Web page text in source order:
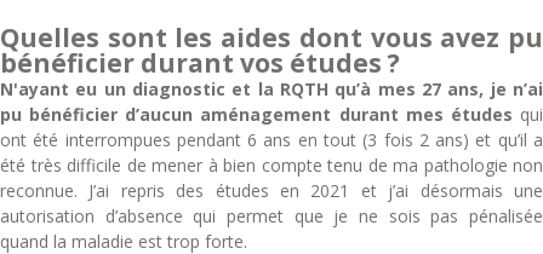
Quelles sont les aides dont vous avez pu
bénéficier durant vos études ?
N'ayant eu un diagnostic et la RQTH qu’à mes 27 ans, je n’ai
pu bénéficier d’aucun aménagement durant mes études qui
ont été interrompues pendant 6 ans en tout (3 fois 2 ans) et qu’il a
été très difficile de mener à bien compte tenu de ma pathologie non
reconnue. J’ai repris des études en 2021 et j’ai désormais une
autorisation d’absence qui permet que je ne sois pas pénalisée
quand la maladie est trop forte.